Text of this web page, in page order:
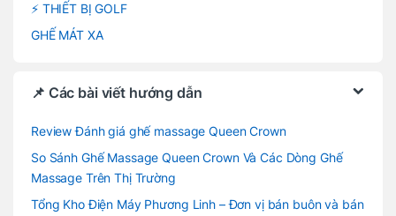
⚡ THIẾT BỊ GOLF
GHẾ MÁT XA
📌 Các bài viết hướng dẫn
Review Đánh giá ghế massage Queen Crown
So Sánh Ghế Massage Queen Crown Và Các Dòng Ghế
Massage Trên Thị Trường
Tổng Kho Điện Máy Phương Linh – Đơn vị bán buôn và bán